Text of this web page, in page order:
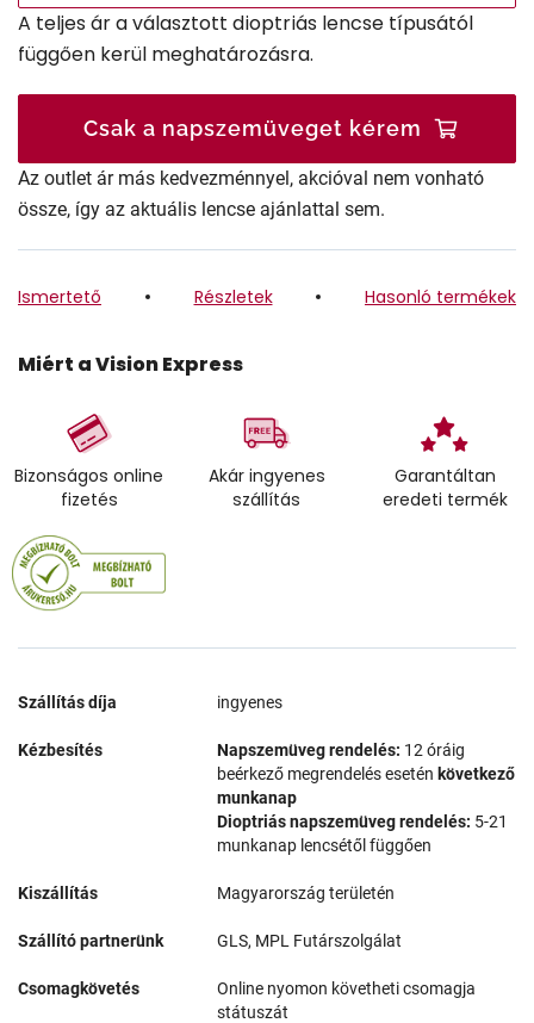
A teljes ár a választott dioptriás lencse típusától
függően kerül meghatározásra.
Csak a napszemüveget kérem
Az outlet ár más kedvezménnyel, akcióval nem vonható
össze, így az aktuális lencse ajánlattal sem.
Ismertető Részletek Hasonló termékek
Miért a Vision Express
Bizonságos online
fizetés
Akár ingyenes
szállítás
Garantáltan
eredeti termék
Szállítás díja ingyenes
Kézbesítés Napszemüveg rendelés: 12 óráig
beérkező megrendelés esetén következő
munkanap
Dioptriás napszemüveg rendelés: 5-21
munkanap lencsétől függően
Kiszállítás Magyarország területén
Szállító partnerünk GLS, MPL Futárszolgálat
Csomagkövetés
Online nyomon követheti csomagja
státuszát